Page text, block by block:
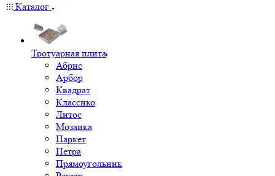
Каталог
Тротуарная плита
Абрис
Арбор
Квадрат
Классико
Литос
Мозаика
Паркет
Петра
Прямоугольник